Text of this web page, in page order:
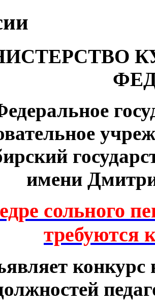
имени
сольного
требуются